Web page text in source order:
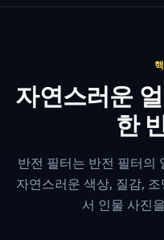
자연스러운
한
반전 필터는 반전 필터의
자연스러운 색상, 질감,
서 인물 사진